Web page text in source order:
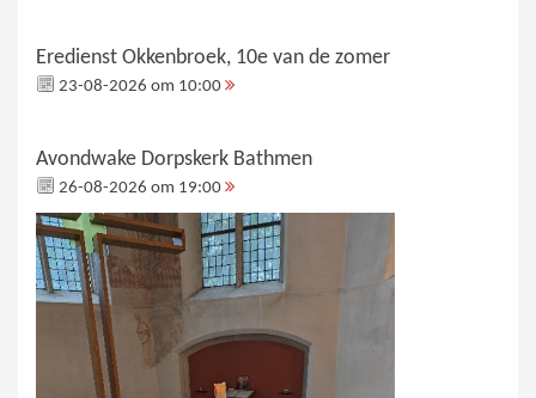
Eredienst Okkenbroek, 10e van de zomer
23-08-2026 om 10:00
Avondwake Dorpskerk Bathmen
26-08-2026 om 19:00